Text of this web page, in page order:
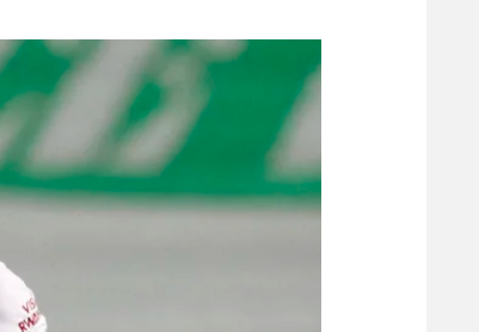
תקנון משתתפים וזוכים בפרסים
תקנון עבור פעילות אלקטרה
תקנון עבור פעילות ספורט 1 – "מרלן"
טניס
גיימינג E-Sports